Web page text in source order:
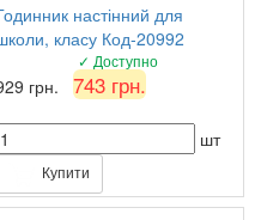
настінний для
класу Код-20992
✓ Доступно
грн. 743 грн.
шт
Купити